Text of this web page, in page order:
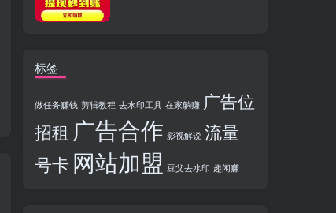
标签
做任务赚钱 剪辑教程 去水印工具 在家躺赚 广告位
招租 广告合作 影视解说 流量
号卡 网站加盟 豆父去水印 趣闲赚